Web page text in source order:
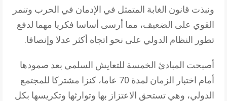
ونبذت قانون الغابة المتمثل في الإدمان في الحرب وتنمر
القوي على الضعيف، مما أرسى أساسا فكريا مهما لدفع
تطور النظام الدولي على نحو اتجاه أكثر عدلا وإنصافا.
أصبحت المبادئ الخمسة للتعايش السلمي بعد صمودها
أمام اختبار الزمان لمدة 70 عاما، كنزا مشتركا للمجتمع
الدولي، وهي تستحق الاعتزاز بها وتوارثها وتكريسها بكل